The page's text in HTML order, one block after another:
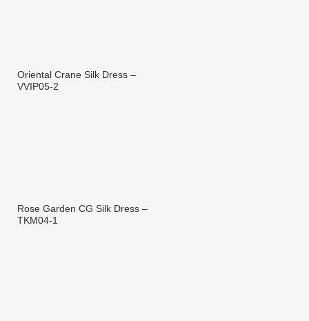
Oriental Crane Silk Dress –
VVIP05-2
Rose Garden CG Silk Dress –
TKM04-1